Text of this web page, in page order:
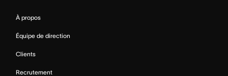
À propos
Équipe de direction
Clients
Recrutement